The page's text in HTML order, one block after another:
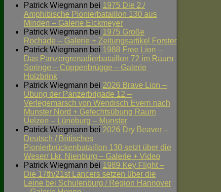
Patrick Wiegmann bei 1975 Die 2./
Amphibische Pionierbataillon 130 aus
Minden – Galerie Eickmeyer
Patrick Wiegmann bei 1975 Große
Rochade – Galerie + Zeitungsartikel Forster
Patrick Wiegmann bei 1988 Free Lion –
Das Panzergrenadierbataillon 72 im Raum
Springe – Coppenbrügge – Galerie
Holzbrink
Patrick Wiegmann bei 2026 Brave Lion –
Übung der Panzerbrigade 12 –
Verlegemarsch von Wendisch Evern nach
Munster Nord + Gefechtsübung Raum
Uelzen – Lüneburg – Munster
Patrick Wiegmann bei 2026 Dry Beaver –
Deutsch / Britisches
Pionierbrückenbataillon 130 setzt über die
Weser/ Lkr. Nienburg – Galerie + Video
Patrick Wiegmann bei 1989 Key Flight –
Die 17th/21st Lancers setzen über die
Leine bei Schulenburg / Region Hannover